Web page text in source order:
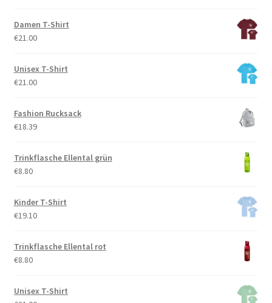
Damen T-Shirt
€21.00
Unisex T-Shirt
€21.00
Fashion Rucksack
€18.39
Trinkflasche Ellental grün
€8.80
Kinder T-Shirt
€19.10
Trinkflasche Ellental rot
€8.80
Unisex T-Shirt